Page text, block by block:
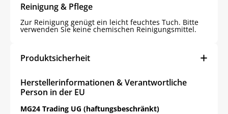
Reinigung & Pflege
Zur Reinigung genügt ein leicht feuchtes Tuch. Bitte
verwenden Sie keine chemischen Reinigungsmittel.
Produktsicherheit
Herstellerinformationen & Verantwortliche
Person in der EU
MG24 Trading UG (haftungsbeschränkt)